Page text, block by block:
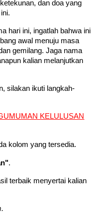
dan doa yang
hari ini, ingatlah bahwa ini
awal menuju masa
gemilang. Jaga nama
kalian melanjutkan
silakan ikuti langkah-
KELULUSAN
kolom yang tersedia.
.
terbaik menyertai kalian